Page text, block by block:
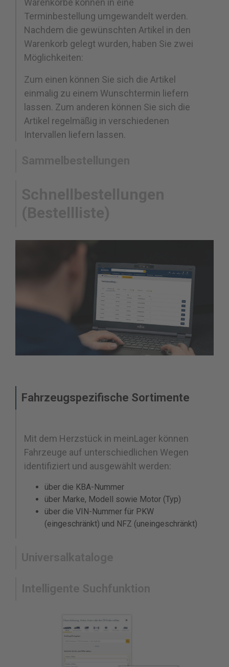
Terminbestellung umgewandelt werden.
Nachdem die gewünschten Artikel in den
Warenkorb gelegt wurden, haben Sie zwei
Möglichkeiten:
Zum einen können Sie sich die Artikel
einmalig zu einem Wunschtermin liefern
lassen. Zum anderen können Sie sich die
Artikel regelmäßig in verschiedenen
Intervallen liefern lassen.
Fahrzeugspezifische Sortimente
Mit dem Herzstück in meinLager können
Fahrzeuge auf unterschiedlichen Wegen
identifiziert und ausgewählt werden:
über die KBA-Nummer
über Marke, Modell sowie Motor (Typ)
über die VIN-Nummer für PKW
(eingeschränkt) und NFZ (uneingeschränkt)